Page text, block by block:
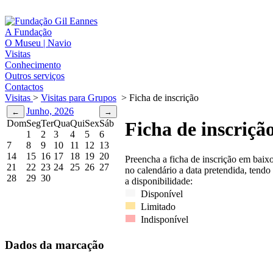
A Fundação
O Museu | Navio
Visitas
Conhecimento
Outros serviços
Contactos
Visitas > Visitas para Grupos > Ficha de inscrição
Junho, 2026
DomSegTerQuaQuiSexSáb
1
2 3 4 5
6
7
8 9 10 11 12 13
14
15 16 17 18 19 20
21
22 23 24 25 26 27
28
29 30
Ficha de
Preencha a ficha de inscrição em
no calendário a data pretendida, tendo
a disponibilidade:
Disponível
Limitado
Indisponível
Dados da marcação